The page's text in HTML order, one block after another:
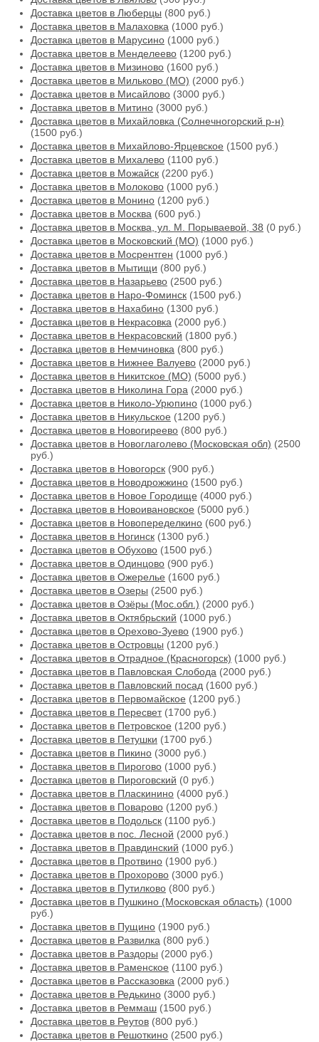
Доставка цветов в Люберцы (800 руб.)
Доставка цветов в Малаховка (1000 руб.)
Доставка цветов в Марусино (1000 руб.)
Доставка цветов в Менделеево (1200 руб.)
Доставка цветов в Мизиново (1600 руб.)
Доставка цветов в Мильково (МО) (2000 руб.)
Доставка цветов в Мисайлово (3000 руб.)
Доставка цветов в Митино (3000 руб.)
Доставка цветов в Михайловка (Солнечногорский р-н)
(1500 руб.)
Доставка цветов в Михайлово-Ярцевское (1500 руб.)
Доставка цветов в Михалево (1100 руб.)
Доставка цветов в Можайск (2200 руб.)
Доставка цветов в Молоково (1000 руб.)
Доставка цветов в Монино (1200 руб.)
Доставка цветов в Москва (600 руб.)
Доставка цветов в Москва, ул. М. Порываевой, 38 (0 руб.)
Доставка цветов в Московский (МО) (1000 руб.)
Доставка цветов в Мосрентген (1000 руб.)
Доставка цветов в Мытищи (800 руб.)
Доставка цветов в Назарьево (2500 руб.)
Доставка цветов в Наро-Фоминск (1500 руб.)
Доставка цветов в Нахабино (1300 руб.)
Доставка цветов в Некрасовка (2000 руб.)
Доставка цветов в Некрасовский (1800 руб.)
Доставка цветов в Немчиновка (800 руб.)
Доставка цветов в Нижнее Валуево (2000 руб.)
Доставка цветов в Никитское (МО) (5000 руб.)
Доставка цветов в Николина Гора (2000 руб.)
Доставка цветов в Николо-Урюпино (1000 руб.)
Доставка цветов в Никульское (1200 руб.)
Доставка цветов в Новогиреево (800 руб.)
Доставка цветов в Новоглаголево (Московская обл) (2500
руб.)
Доставка цветов в Новогорск (900 руб.)
Доставка цветов в Новодрожжино (1500 руб.)
Доставка цветов в Новое Городище (4000 руб.)
Доставка цветов в Новоивановское (5000 руб.)
Доставка цветов в Новопеределкино (600 руб.)
Доставка цветов в Ногинск (1300 руб.)
Доставка цветов в Обухово (1500 руб.)
Доставка цветов в Одинцово (900 руб.)
Доставка цветов в Ожерелье (1600 руб.)
Доставка цветов в Озеры (2500 руб.)
Доставка цветов в Озёры (Мос.обл.) (2000 руб.)
Доставка цветов в Октябрьский (1000 руб.)
Доставка цветов в Орехово-Зуево (1900 руб.)
Доставка цветов в Островцы (1200 руб.)
Доставка цветов в Отрадное (Красногорск) (1000 руб.)
Доставка цветов в Павловская Слобода (2000 руб.)
Доставка цветов в Павловский посад (1600 руб.)
Доставка цветов в Первомайское (1200 руб.)
Доставка цветов в Пересвет(1700 руб.)
Доставка цветов в Петровское (1200 руб.)
Доставка цветов в Петушки (1700 руб.)
Доставка цветов в Пикино (3000 руб.)
Доставка цветов в Пирогово (1000 руб.)
Доставка цветов в Пироговский (0 руб.)
Доставка цветов в Пласкинино (4000 руб.)
Доставка цветов в Поварово (1200 руб.)
Доставка цветов в Подольск (1100 руб.)
Доставка цветов в пос. Лесной (2000 руб.)
Доставка цветов в Правдинский (1000 руб.)
Доставка цветов в Протвино (1900 руб.)
Доставка цветов в Прохорово (3000 руб.)
Доставка цветов в Путилково (800 руб.)
Доставка цветов в Пушкино (Московская область) (1000
руб.)
Доставка цветов в Пущино (1900 руб.)
Доставка цветов в Развилка (800 руб.)
Доставка цветов в Раздоры (2000 руб.)
Доставка цветов в Раменское (1100 руб.)
Доставка цветов в Рассказовка (2000 руб.)
Доставка цветов в Редькино (3000 руб.)
Доставка цветов в Реммаш (1500 руб.)
Доставка цветов в Реутов (800 руб.)
Доставка цветов в Решоткино (2500 руб.)